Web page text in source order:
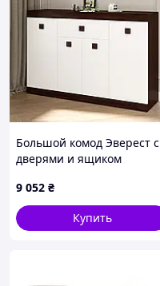
Большой комод Эверест с
дверями и ящиком
темный + белый (DTM-
2018)
9 052 ₴
Купить